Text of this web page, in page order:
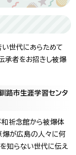
世代にあらためて
承者をお招きし被爆
路市生涯学習センタ
祈念館から被爆体
爆が広島の人々に何
知らない世代に伝え